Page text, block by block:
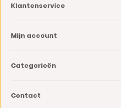
Klantenservice
Mijn account
Categorieën
Contact